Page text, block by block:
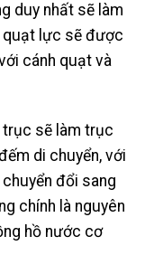
duy nhất sẽ làm
quạt lực sẽ được
cánh quạt và
sẽ làm trục
di chuyển, với
đổi sang
chính là nguyên
hồ nước cơ